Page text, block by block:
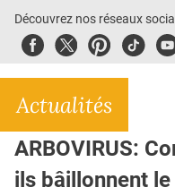
E-REVUE SAD
THÉMA
Découvrez nos réseaux
FacebookTwitterPinterest
Tiktok
Actualités
ARBOVIRUS:
ils bâillonnent